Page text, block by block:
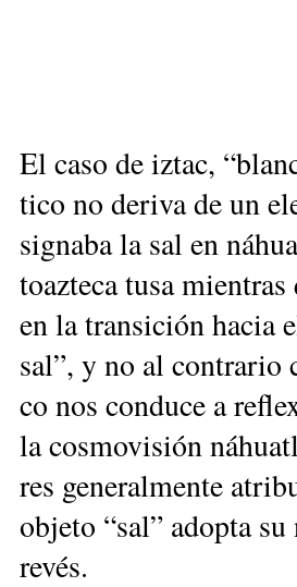
El ca­so de iz­tac,
ti­co no de­ri­va de un
sig­na­ba la sal en
toaz­te­ca tu­sa
en la tran­si­ción ha­cia
sal”, y no al con­tra­rio
co nos con­du­ce a
la cos­mo­vi­sión
res ge­ne­ral­men­te
ob­je­to “sal” adop­ta
re­vés.